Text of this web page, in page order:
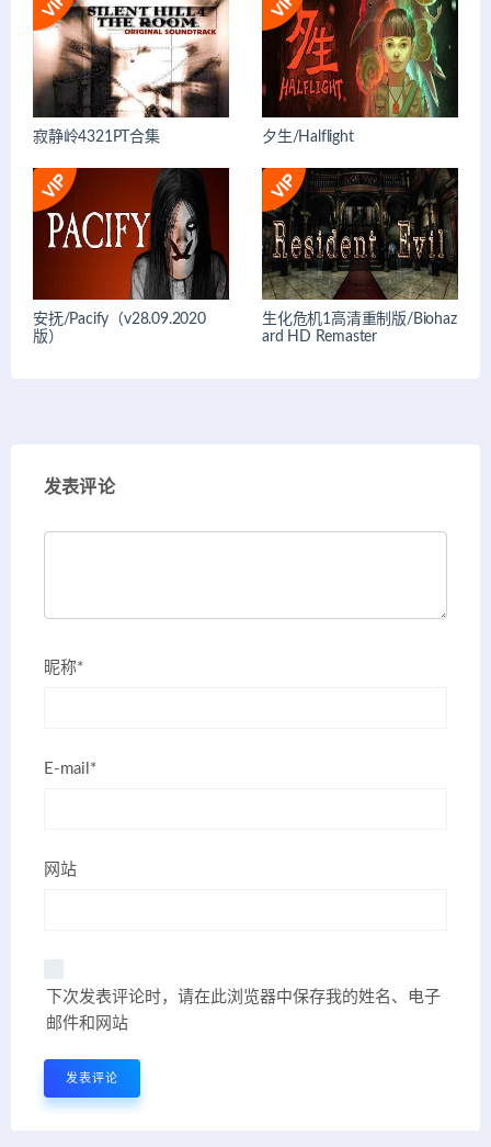
寂静岭4321PT合集 夕生/Halflight
安抚/Pacify（v28.09.2020
版）
生化危机1高清重制版/Biohaz
ard HD Remaster
发表评论
昵称*
E-mail*
网站
下次发表评论时，请在此浏览器中保存我的姓名、电子
邮件和网站